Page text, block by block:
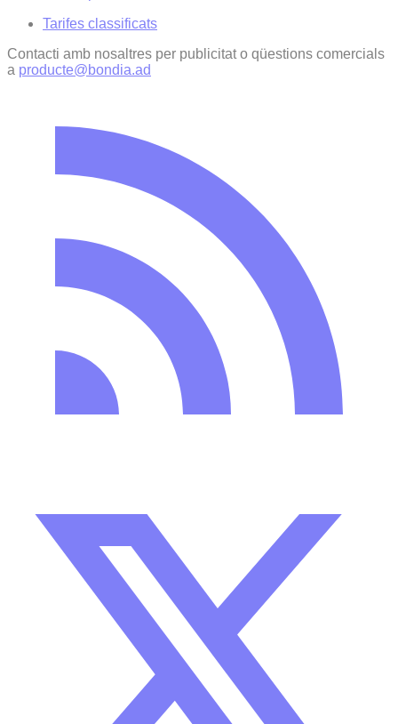
Tarifes classificats
Contacti amb nosaltres per publicitat o qüestions comercials
a producte@bondia.ad